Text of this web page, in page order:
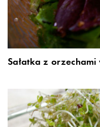
Sałatka z